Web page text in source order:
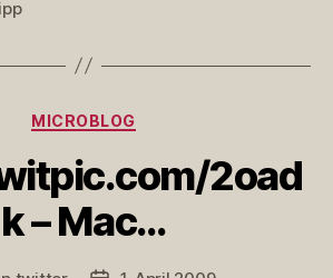
Kategorien
MICROBLOG
2oad
k – Mac…